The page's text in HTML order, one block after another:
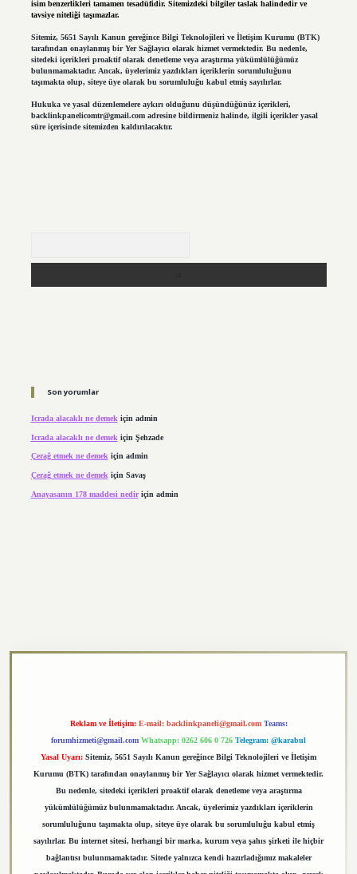
isim benzerlikleri tamamen tesadüfidir. Sitemizdeki bilgiler taslak halindedir ve
tavsiye niteliği taşımazlar.
Sitemiz, 5651 Sayılı Kanun gereğince Bilgi Teknolojileri ve İletişim Kurumu (BTK)
tarafından onaylanmış bir Yer Sağlayıcı olarak hizmet vermektedir. Bu nedenle,
sitedeki içerikleri proaktif olarak denetleme veya araştırma yükümlülüğümüz
bulunmamaktadır. Ancak, üyelerimiz yazdıkları içeriklerin sorumluluğunu
taşımakta olup, siteye üye olarak bu sorumluluğu kabul etmiş sayılırlar.
Hukuka ve yasal düzenlemelere aykırı olduğunu düşündüğünüz içerikleri,
backlinkpanelicomtr@gmail.comadresine bildirmeniz halinde, ilgili içerikler yasal
süre içerisinde sitemizden kaldırılacaktır.
Son yorumlar
Icrada alacaklı ne demek için admin
Icrada alacaklı ne demek için Şehzade
Çerağ etmek ne demekiçin admin
Çerağ etmek ne demek için Savaş
Anayasanın 178 maddesi nediriçin admin
Reklam ve İletişim: E-mail: backlinkpaneli@gmail.com Teams:
forumhizmeti@gmail.com Whatsapp: 0262 606 0 726 Telegram: @karabul
Yasal Uyarı: Sitemiz, 5651 Sayılı Kanun gereğince Bilgi Teknolojileri ve İletişim
Kurumu (BTK) tarafından onaylanmış bir Yer Sağlayıcı olarak hizmet vermektedir.
Bu nedenle, sitedeki içerikleri proaktif olarak denetleme veya araştırma
yükümlülüğümüz bulunmamaktadır. Ancak, üyelerimiz yazdıkları içeriklerin
sorumluluğunu taşımakta olup, siteye üye olarak bu sorumluluğu kabul etmiş
sayılırlar. Bu internet sitesi, herhangi bir marka, kurum veya şahıs şirketi ile hiçbir
bağlantısı bulunmamaktadır. Sitede yalnızca kendi hazırladığımız makaleler